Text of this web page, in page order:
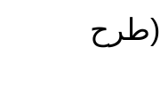
شیلنگ ورودی آب رادیاتور پژو 405 (طرح